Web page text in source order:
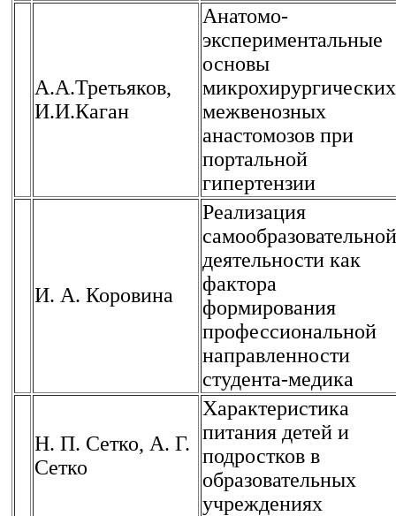
А.А.Третьяков,
И.И.Каган
Анатомо-
экспериментальные
основы
микрохирургических
межвенозных
анастомозов при
портальной
гипертензии
И. А. Коровина
Реализация
самообразовательной
деятельности как
фактора
формирования
профессиональной
направленности
студента-медика
Н. П. Сетко, А. Г.
Сетко
Характеристика
питания детей и
подростков в
образовательных
учреждениях